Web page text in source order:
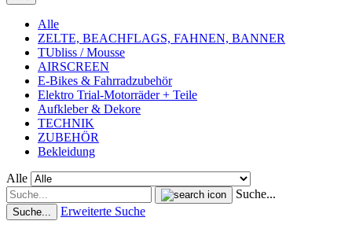
Alle
ZELTE, BEACHFLAGS, FAHNEN, BANNER
TUbliss / Mousse
AIRSCREEN
E-Bikes & Fahrradzubehör
Elektro Trial-Motorräder + Teile
Aufkleber & Dekore
TECHNIK
ZUBEHÖR
Bekleidung
Alle
Suche...
Suche... Erweiterte Suche